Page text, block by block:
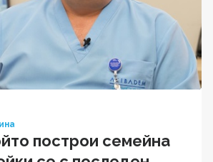
построи семейна